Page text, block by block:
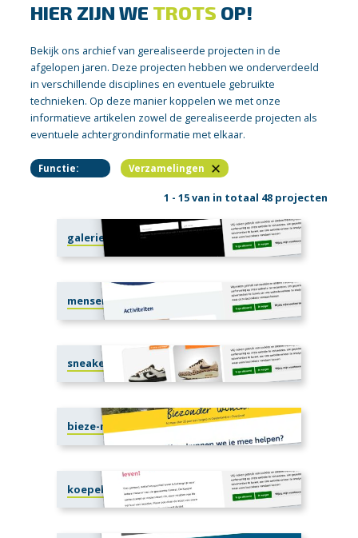
HIER ZIJN WE TROTS OP!
Bekijk ons archief van gerealiseerde projecten in de
afgelopen jaren. Deze projecten hebben we onderverdeeld
in verschillende disciplines en eventuele gebruikte
technieken. Op deze manier koppelen we met onze
informatieve artikelen zowel de gerealiseerde projecten als
eventuele achtergrondinformatie met elkaar.
Functie: Verzamelingen
1 - 15 van in totaal 48 projecten
galerievanblijkshof.nl
mensenwelzijn.nl
sneakerplaats.nl
bieze-makelaars.nl
koepelvoorst.nl